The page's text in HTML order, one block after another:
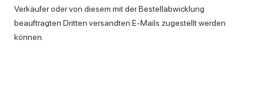
Verkäufer oder von diesem mit der Bestellabwicklung
beauftragten Dritten versandten E-Mails zugestellt werden
können.